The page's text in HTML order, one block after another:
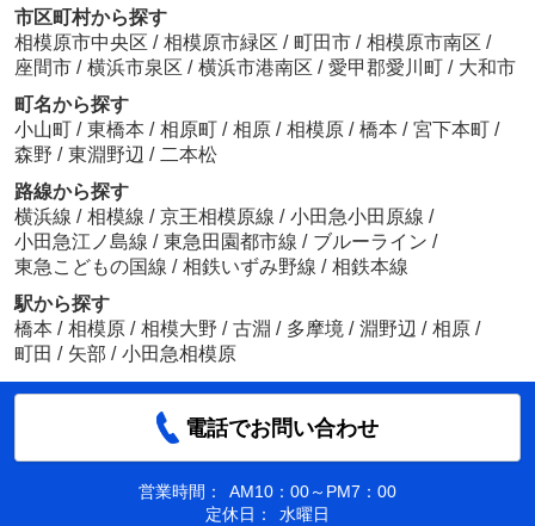
市区町村から探す
相模原市中央区 / 相模原市緑区 / 町田市 / 相模原市南区 /
座間市 / 横浜市泉区 / 横浜市港南区 / 愛甲郡愛川町 / 大和市
町名から探す
小山町 / 東橋本 / 相原町 / 相原 / 相模原 / 橋本 / 宮下本町 /
森野 / 東淵野辺 / 二本松
路線から探す
横浜線 / 相模線 / 京王相模原線 / 小田急小田原線 /
小田急江ノ島線 / 東急田園都市線 / ブルーライン /
東急こどもの国線 / 相鉄いずみ野線 / 相鉄本線
駅から探す
橋本 / 相模原 / 相模大野 / 古淵 / 多摩境 / 淵野辺 / 相原 /
町田 / 矢部 / 小田急相模原
電話でお問い合わせ
営業時間：
AM10：00～PM7：00
定休日：
水曜日